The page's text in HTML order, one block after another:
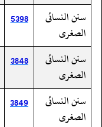
سنن النسائى
الصغرى
5398
سنن النسائى
الصغرى
3848
سنن النسائى
الصغرى
3849